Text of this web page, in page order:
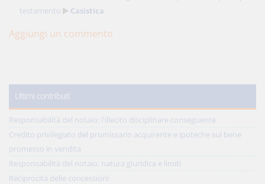
testamento
Casistica
Aggiungi un commento
Ultimi contributi
Responsabilità del notaio: l'illecito disciplinare conseguente
Credito privilegiato del promissario acquirente e ipoteche sul bene
promesso in vendita
Responsabilità del notaio: natura giuridica e limiti
Reciprocità delle concessioni